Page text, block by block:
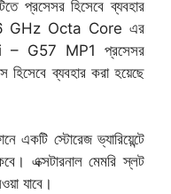
প্রসেসর হিসেবে ব্যবহার
GHz Octa Core এর
G57 MP1 প্রসেসর
ব্যবহার করা হয়েছে
স্টোরেজ ভ্যারিয়েন্টে
এক্সটারনাল মেমরি স্লট
যাবে।